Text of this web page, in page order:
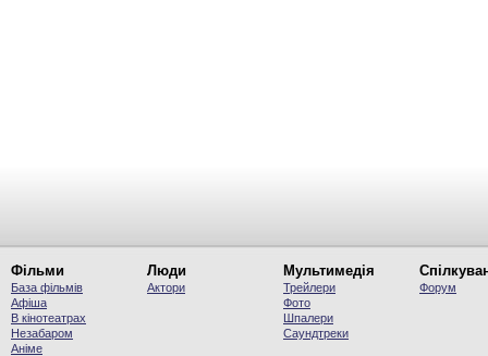
Фільми
База фільмів
Афіша
В кінотеатрах
Незабаром
Аніме
Люди
Актори
Мультимедія
Трейлери
Фото
Шпалери
Саундтреки
Форум